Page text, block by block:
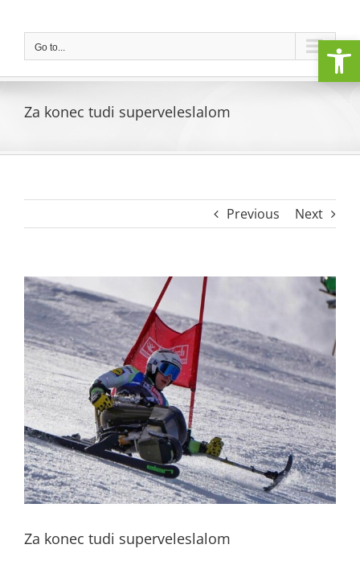
contentGo to...
Za konec tudi superveleslalom
Previous Next
View
Larger
Image
Za konec tudi superveleslalom